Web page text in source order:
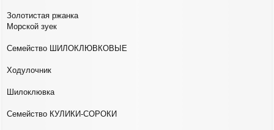
Золотистая ржанка
Морской зуек
Семейство ШИЛОКЛЮВКОВЫЕ
Ходулочник
Шилоклювка
Семейство КУЛИКИ-СОРОКИ